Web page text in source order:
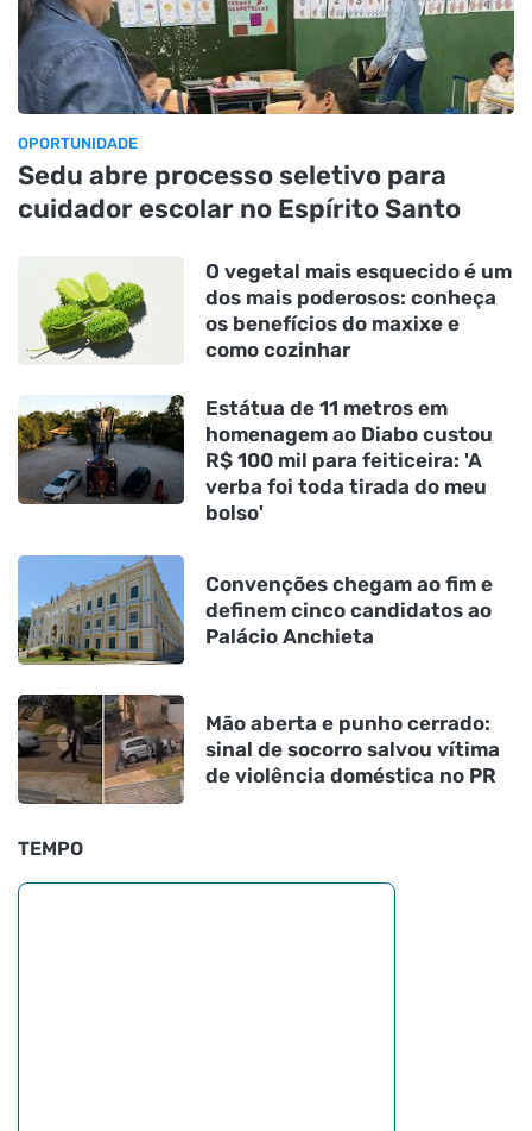
OPORTUNIDADE
Sedu abre processo seletivo para
cuidador escolar no Espírito Santo
O vegetal mais esquecido é um
dos mais poderosos: conheça
os benefícios do maxixe e
como cozinhar
Estátua de 11 metros em
homenagem ao Diabo custou
R$ 100 mil para feiticeira: 'A
verba foi toda tirada do meu
bolso'
Convenções chegam ao fim e
definem cinco candidatos ao
Palácio Anchieta
Mão aberta e punho cerrado:
sinal de socorro salvou vítima
de violência doméstica no PR
TEMPO